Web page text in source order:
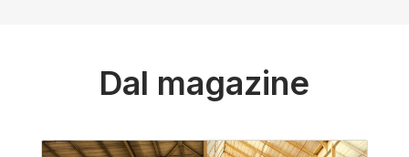
Dal magazine